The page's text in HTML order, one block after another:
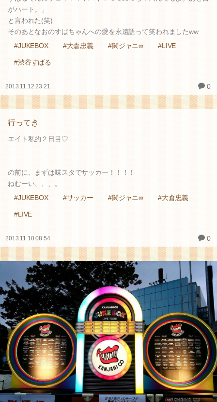
がハート。」
と言われた(笑)
そのあとなおのすばちゃんへの愛を永遠語って笑われましたww
#JUKEBOX
#大倉忠義 #関ジャニ∞ #LIVE
#渋谷すばる
2013.11.12 23:21 0
行ってき
エイト私的２日目♡
の前に、まずは味スタでサッカー！！！！
ねむーい、、、。
#JUKEBOX
#サッカー #関ジャニ∞ #大倉忠義
#LIVE
2013.11.10 08:54 0